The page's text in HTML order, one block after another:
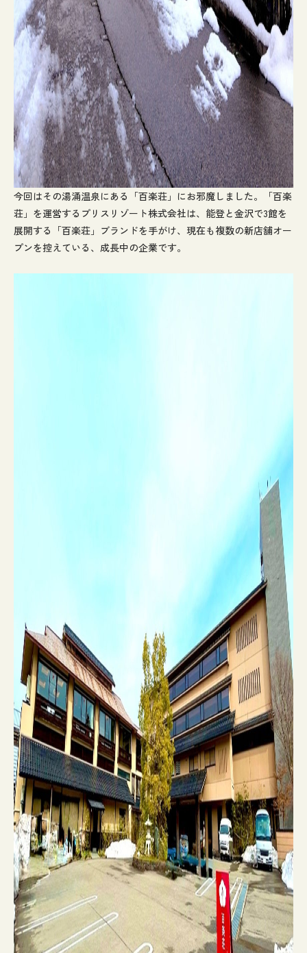
今回はその湯涌温泉にある「百楽荘」にお邪魔しました。「百楽
荘」を運営するプリスリゾート株式会社は、能登と金沢で3館を
展開する「百楽荘」ブランドを手がけ、現在も複数の新店舗オー
プンを控えている、成長中の企業です。